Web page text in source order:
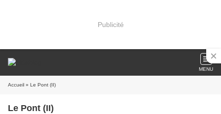
Publicité
MENU
Accueil » Le Pont (II)
Le Pont (II)